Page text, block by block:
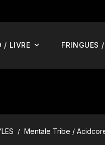
/ LIVRE FRINGUES
Mentale Tribe /